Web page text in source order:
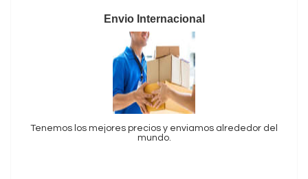
Envio Internacional
Tenemos los mejores precios y enviamos alrededor del
mundo.